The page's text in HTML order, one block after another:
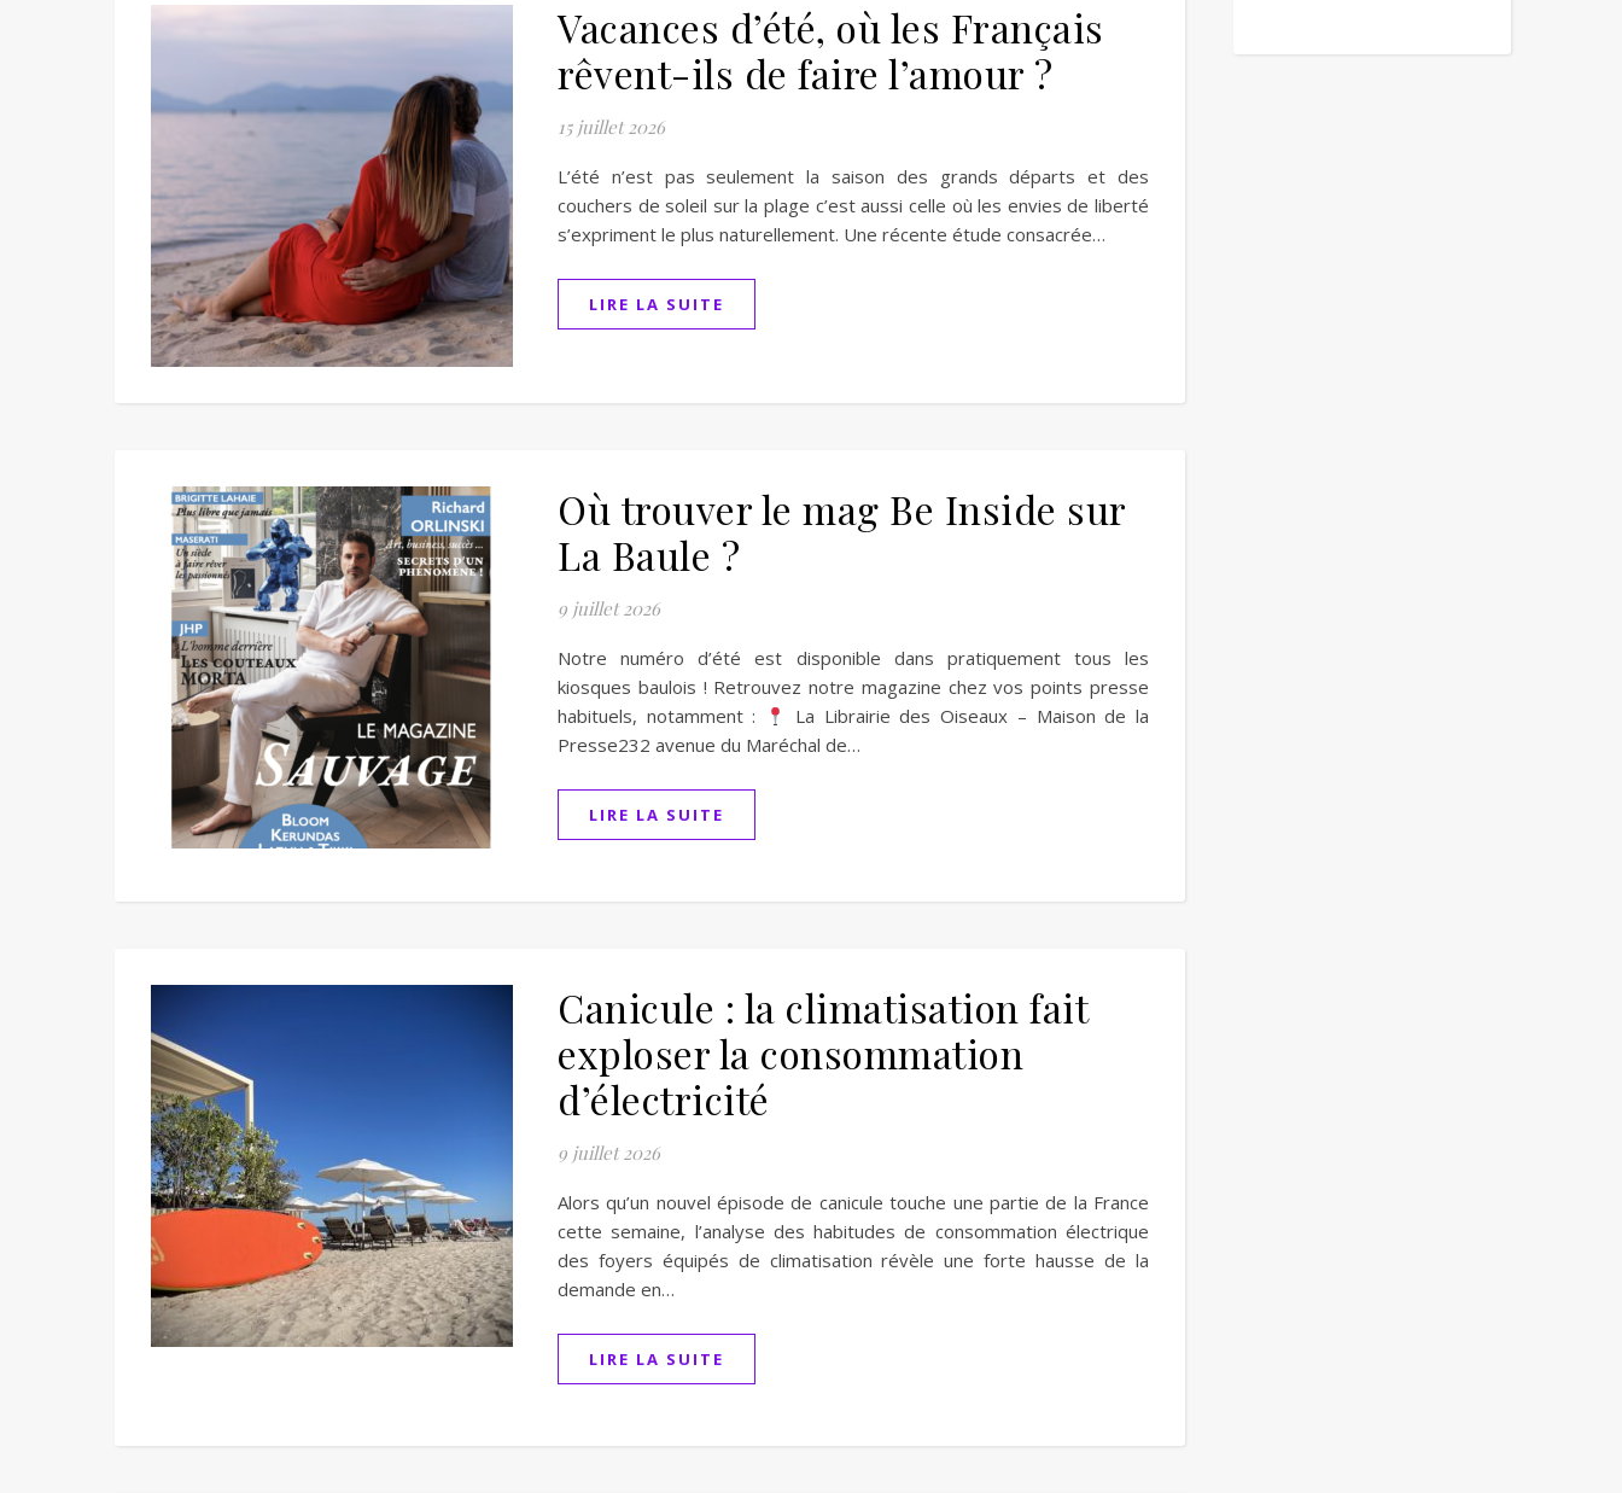
Vacances d’été, où les Français
rêvent-ils de faire l’amour ?
15 juillet 2026
L’été n’est pas seulement la saison des grands départs et des
couchers de soleil sur la plage c’est aussi celle où les envies de liberté
s’expriment le plus naturellement. Une récente étude consacrée…
LIRE LA SUITE
Où trouver le mag Be Inside sur
La Baule ?
9 juillet 2026
Notre numéro d’été est disponible dans pratiquement tous les
kiosques baulois ! Retrouvez notre magazine chez vos points presse
habituels, notamment :
La Librairie des Oiseaux – Maison de la
Presse232 avenue du Maréchal de…
LIRE LA SUITE
Canicule : la climatisation fait
exploser la consommation
d’électricité
9 juillet 2026
Alors qu’un nouvel épisode de canicule touche une partie de la France
cette semaine, l’analyse des habitudes de consommation électrique
des foyers équipés de climatisation révèle une forte hausse de la
demande en…
LIRE LA SUITE